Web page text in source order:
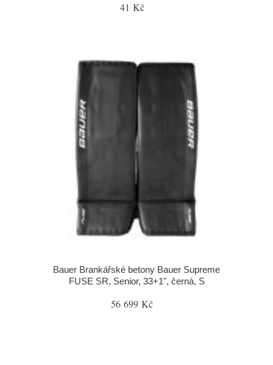
41 Kč
Bauer Brankářské betony Bauer Supreme
FUSE SR, Senior, 33+1", černá, S
56 699 Kč